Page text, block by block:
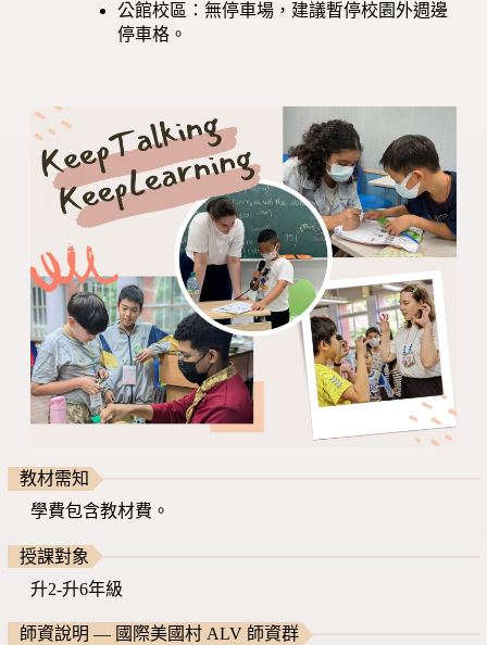
公館校區：無停車場，建議暫停校園外週邊
停車格。
教材需知
學費包含教材費。
授課對象
升2-升6年級
師資說明 — 國際美國村 ALV 師資群